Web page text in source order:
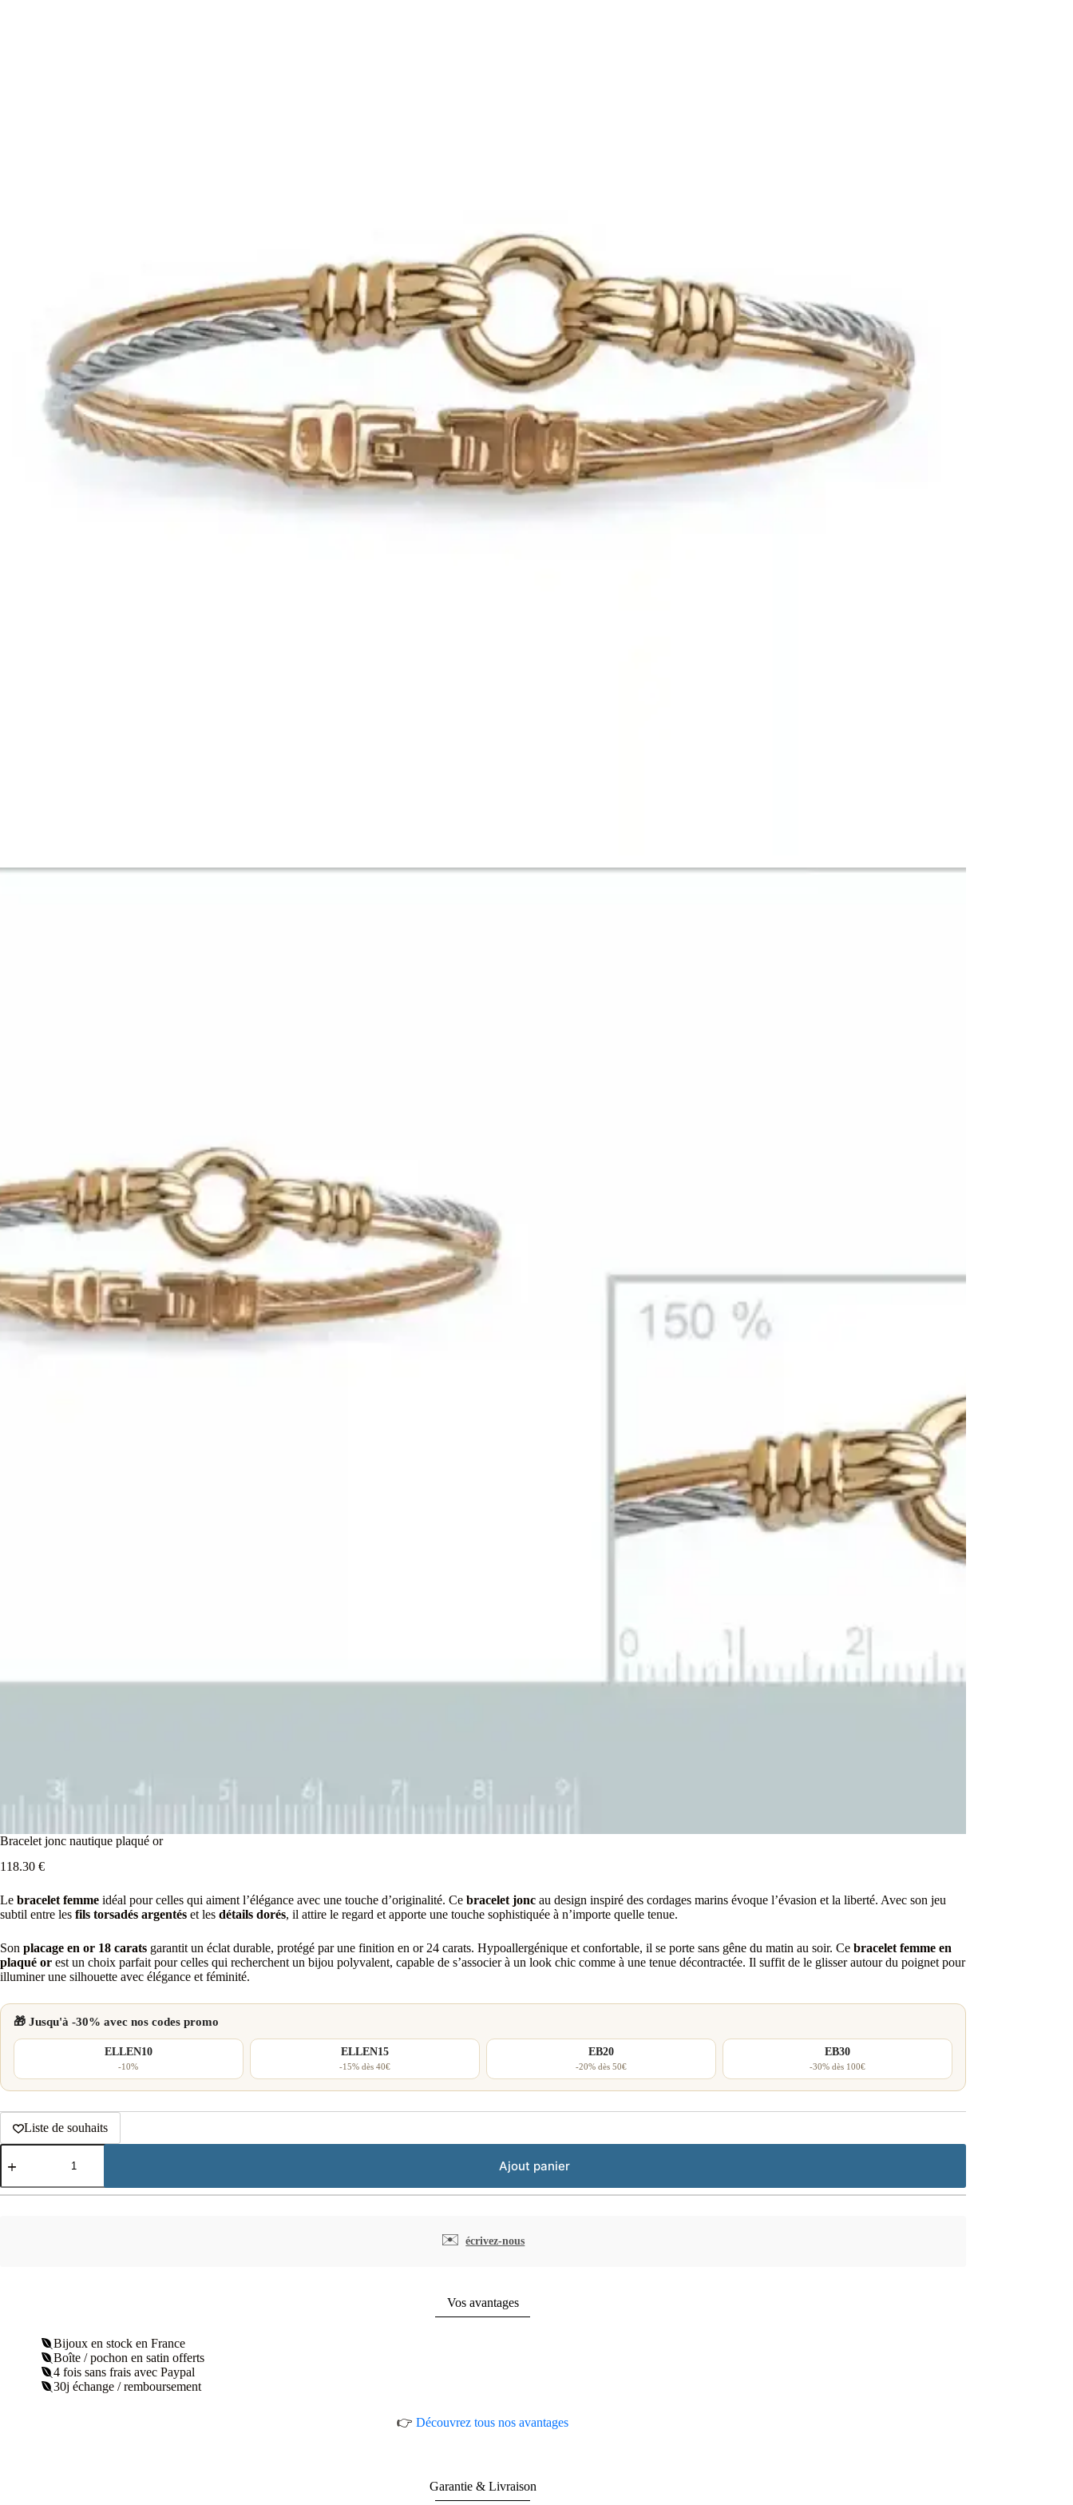
Bracelet jonc nautique plaqué or
118.30 €
Le bracelet femme idéal pour celles qui aiment l’élégance avec une touche d’originalité. Ce bracelet jonc au design inspiré des cordages marins évoque l’évasion et la liberté. Avec son jeu
subtil entre les fils torsadés argentés et les détails dorés, il attire le regard et apporte une touche sophistiquée à n’importe quelle tenue.
Son placage en or 18 carats garantit un éclat durable, protégé par une finition en or 24 carats. Hypoallergénique et confortable, il se porte sans gêne du matin au soir. Ce bracelet femme en
plaqué or est un choix parfait pour celles qui recherchent un bijou polyvalent, capable de s’associer à un look chic comme à une tenue décontractée. Il suffit de le glisser autour du poignet pour
illuminer une silhouette avec élégance et féminité.
🎁 Jusqu'à -30% avec nos codes promo
ELLEN10
-10%
ELLEN15
-15% dès 40€
EB20
-20% dès 50€
EB30
-30% dès 100€
Liste de souhaits
quantité
de
jonc
Ajout panier
✉️ écrivez-nous
Vos avantages
Bijoux en stock en France
Boîte / pochon en satin offerts
4 fois sans frais avec Paypal
30j échange / remboursement
👉Découvrez tous nos avantages
Garantie & Livraison